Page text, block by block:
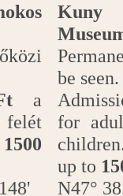
a
felét
1500
Kuny
be seen.
for
up to
N47°